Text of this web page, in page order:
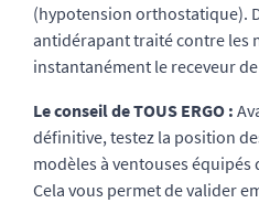
(hypotension orthostatique).
antidérapant traité contre les
instantanément le receveur
Le conseil de TOUS ERGO :
définitive, testez la position
modèles à ventouses
Cela vous permet de valider